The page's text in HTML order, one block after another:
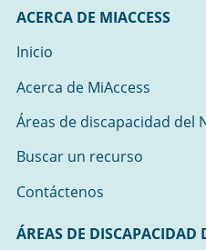
ACERCA DE MIACCESS
Inicio
Acerca de MiAccess
Áreas de discapacidad del
Buscar un recurso
Contáctenos
ÁREAS DE DISCAPACIDAD